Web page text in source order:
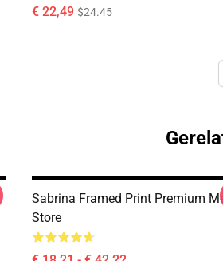
€ 22,49 $24.45
Sabrina Framed Print Premium
Store